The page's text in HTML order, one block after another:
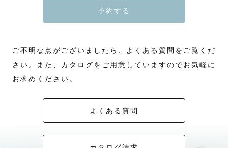
予約する
ご不明な点がございましたら、よくある質問をご覧くだ
さい。また、カタログをご用意していますのでお気軽に
お求めください。
よくある質問